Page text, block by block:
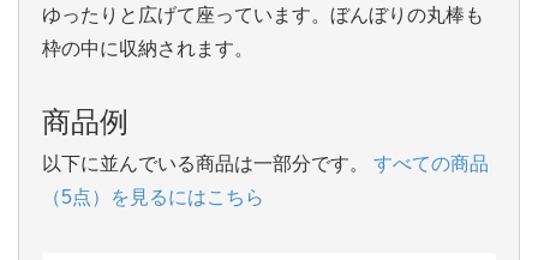
ゆったりと広げて座っています。ぼんぼりの丸棒も
枠の中に収納されます。
商品例
以下に並んでいる商品は一部分です。
すべての商品
（5点）を見るにはこちら